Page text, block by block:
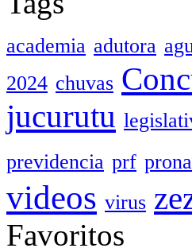
academia adutora
2024 chuvas
jucurutu
previdencia prf
videos virus
Favoritos